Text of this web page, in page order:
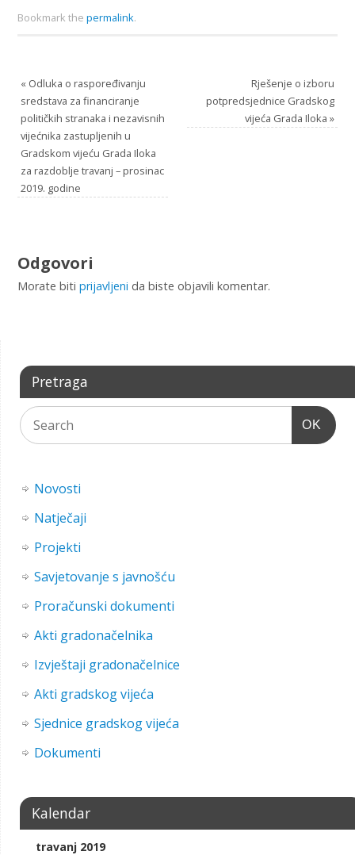
Bookmark the permalink.
«Odluka o raspoređivanju
sredstava za financiranje
političkih stranaka i nezavisnih
vijećnika zastupljenih u
Gradskom vijeću Grada Iloka
za razdoblje travanj – prosinac
2019. godine
Rješenje o izboru
potpredsjednice Gradskog
vijeća Grada Iloka»
Odgovori
Morate biti prijavljeni da biste objavili komentar.
Pretraga
OK
Novosti
Natječaji
Projekti
Savjetovanje s javnošću
Proračunski dokumenti
Akti gradonačelnika
Izvještaji gradonačelnice
Akti gradskog vijeća
Sjednice gradskog vijeća
Dokumenti
Kalendar
travanj 2019